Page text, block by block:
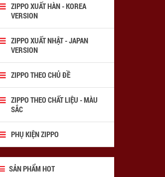
ZIPPO XUẤT HÀN - KOREA
VERSION
ZIPPO XUẤT NHẬT - JAPAN
VERSION
ZIPPO THEO CHỦ ĐỀ
ZIPPO THEO CHẤT LIỆU - MÀU
SẮC
PHỤ KIỆN ZIPPO
SẢN PHẨM HOT